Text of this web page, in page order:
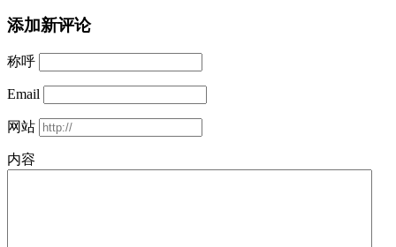
添加新评论
称呼
Email
网站
内容